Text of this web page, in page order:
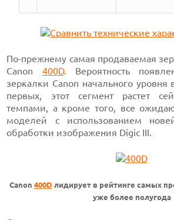
По-прежнему самая продаваемая
Canon 400D. Вероятность
зеркалки Canon начального уровня
первых, этот сегмент растет
темпами, а кроме того, все
моделей с использованием
обработки изображения Digic III.
Canon 400D лидирует в рейтинге самых
уже более полугода